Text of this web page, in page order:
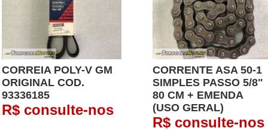
CORREIA POLY-V GM
ORIGINAL COD.
93336185
R$ consulte-nos
CORRENTE ASA 50-1
SIMPLES PASSO 5/8"
80 CM + EMENDA
(USO GERAL)
R$ consulte-nos